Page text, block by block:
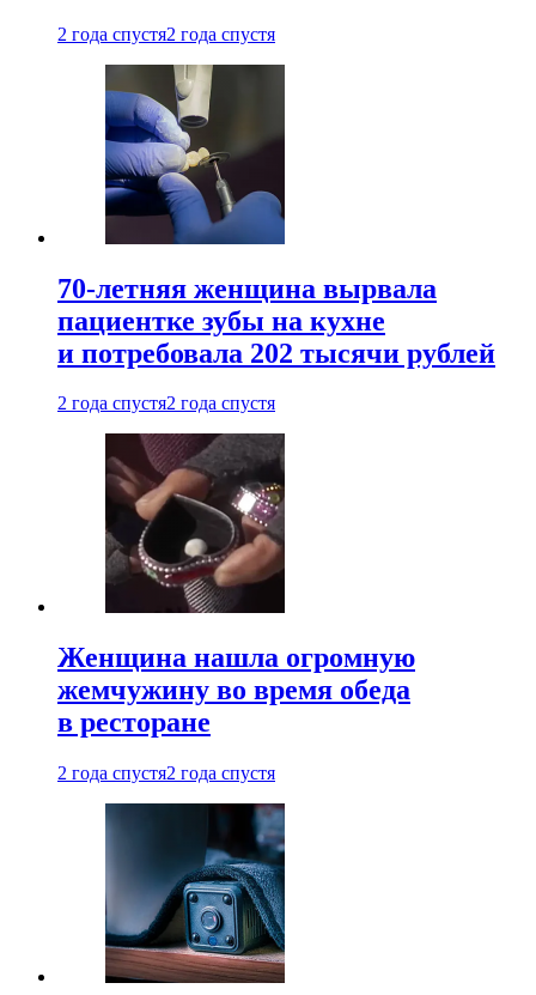
2 года спустя2 года спустя
70-летняя женщина вырвала
пациентке зубы на кухне
и потребовала 202 тысячи рублей
2 года спустя2 года спустя
Женщина нашла огромную
жемчужину во время обеда
в ресторане
2 года спустя2 года спустя